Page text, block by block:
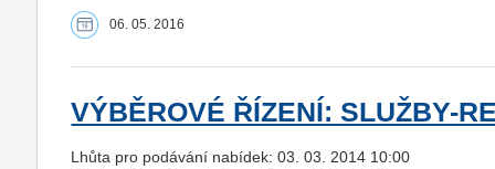
06. 05. 2016
VÝBĚROVÉ ŘÍZENÍ: SLUŽBY-
Lhůta pro podávání nabídek: 03. 03. 2014 10:00